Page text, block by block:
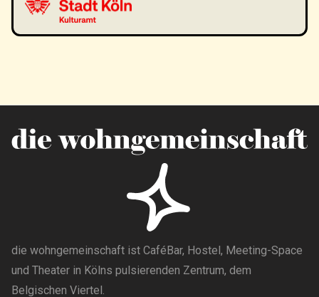
die wohngemeinschaft ist CaféBar, Hostel, Meeting-Space
und Theater in Kölns pulsierenden Zentrum, dem
Belgischen Viertel.